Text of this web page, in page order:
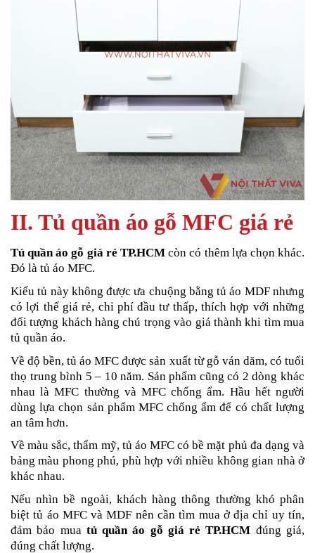
II. Tủ quần áo gỗ MFC giá rẻ
Tủ quần áo gỗ giá rẻ TP.HCM còn có thêm lựa chọn khác.
Đó là tủ áo MFC.
Kiểu tủ này không được ưa chuộng bằng tủ áo MDF nhưng
có lợi thế giá rẻ, chi phí đầu tư thấp, thích hợp với những
đối tượng khách hàng chú trọng vào giá thành khi tìm mua
tủ quần áo.
Về độ bền, tủ áo MFC được sản xuất từ gỗ ván dăm, có tuổi
thọ trung bình 5 – 10 năm. Sản phẩm cũng có 2 dòng khác
nhau là MFC thường và MFC chống ẩm. Hầu hết người
dùng lựa chọn sản phẩm MFC chống ẩm để có chất lượng
an tâm hơn.
Về màu sắc, thẩm mỹ, tủ áo MFC có bề mặt phủ đa dạng và
bảng màu phong phú, phù hợp với nhiều không gian nhà ở
khác nhau.
Nếu nhìn bề ngoài, khách hàng thông thường khó phân
biệt tủ áo MFC và MDF nên cần tìm mua ở địa chỉ uy tín,
đảm bảo muatủ quần áo gỗ giá rẻ TP.HCM đúng giá,
đúng chất lượng.